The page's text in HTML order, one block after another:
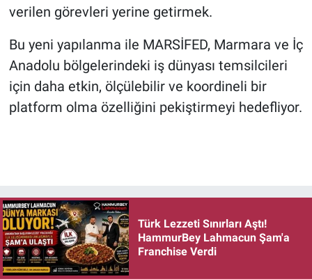
verilen görevleri yerine getirmek.
Bu yeni yapılanma ile MARSİFED, Marmara ve İç
Anadolu bölgelerindeki iş dünyası temsilcileri
için daha etkin, ölçülebilir ve koordineli bir
platform olma özelliğini pekiştirmeyi hedefliyor.
Türk Lezzeti Sınırları Aştı!
HammurBey Lahmacun Şam'a
Franchise Verdi